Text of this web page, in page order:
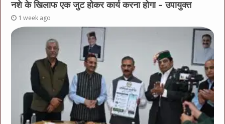
नशे के खिलाफ एक जुट होकर कार्य करना होगा – उपायुक्त
1 week ago